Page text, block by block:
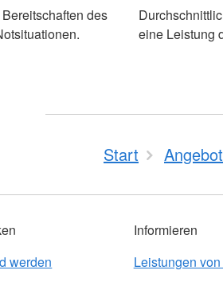
des
eine Leistung
Start
werden
Informieren
Leistungen